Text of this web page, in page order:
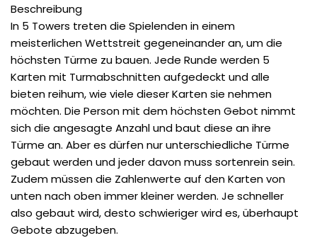
Beschreibung
In 5 Towers treten die Spielenden in einem
meisterlichen Wettstreit gegeneinander an, um die
höchsten Türme zu bauen. Jede Runde werden 5
Karten mit Turmabschnitten aufgedeckt und alle
bieten reihum, wie viele dieser Karten sie nehmen
möchten. Die Person mit dem höchsten Gebot nimmt
sich die angesagte Anzahl und baut diese an ihre
Türme an. Aber es dürfen nur unterschiedliche Türme
gebaut werden und jeder davon muss sortenrein sein.
Zudem müssen die Zahlenwerte auf den Karten von
unten nach oben immer kleiner werden. Je schneller
also gebaut wird, desto schwieriger wird es, überhaupt
Gebote abzugeben.